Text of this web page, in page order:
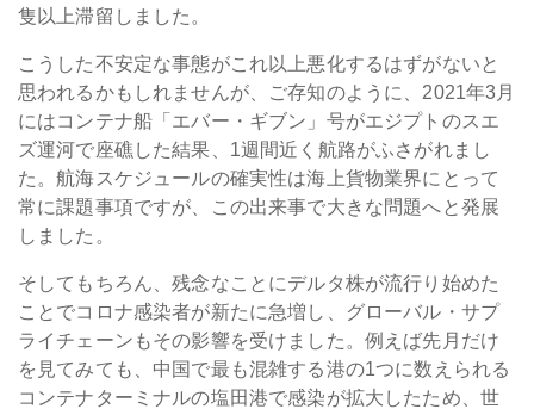
隻以上滞留しました。
こうした不安定な事態がこれ以上悪化するはずがないと
思われるかもしれませんが、ご存知のように、2021年3月
にはコンテナ船「エバー・ギブン」号がエジプトのスエ
ズ運河で座礁した結果、1週間近く航路がふさがれまし
た。航海スケジュールの確実性は海上貨物業界にとって
常に課題事項ですが、この出来事で大きな問題へと発展
しました。
そしてもちろん、残念なことにデルタ株が流行り始めた
ことでコロナ感染者が新たに急増し、グローバル・サプ
ライチェーンもその影響を受けました。例えば先月だけ
を見てみても、中国で最も混雑する港の1つに数えられる
コンテナターミナルの塩田港で感染が拡大したため、世